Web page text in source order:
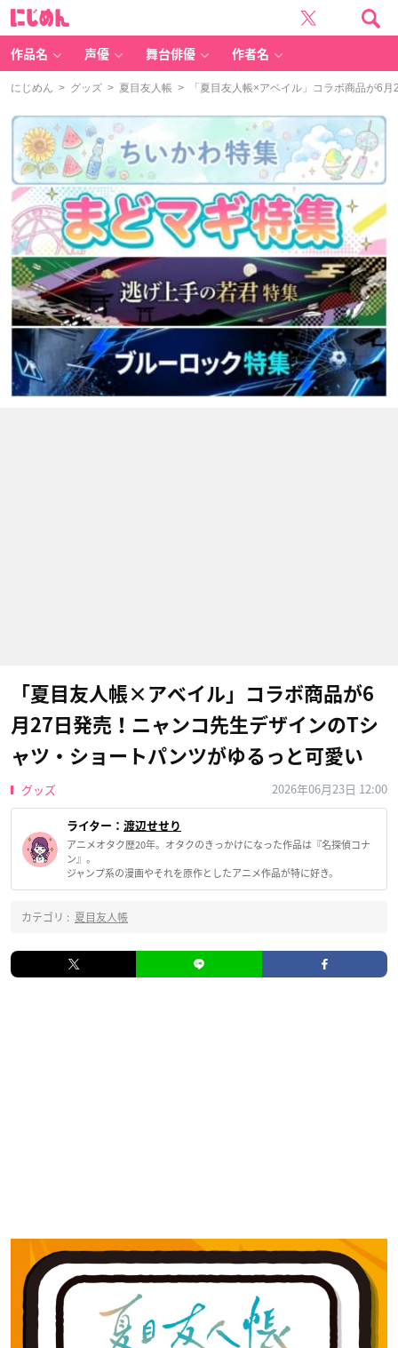
作品名 声優 舞台俳優 作者名
にじめん > グッズ > 夏目友人帳 > 「夏目友人帳×アベイル」コラボ商品が6
「夏目友人帳×アベイル」コラボ商品が6
月27日発売！ニャンコ先生デザインのTシ
ャツ・ショートパンツがゆるっと可愛い
グッズ 2026年06月23日 12:00
ライター： 渡辺せせり
アニメオタク歴20年。オタクのきっかけになった作品は『名探偵コナ
ン』。
ジャンプ系の漫画やそれを原作としたアニメ作品が特に好き。
カテゴリ : 夏目友人帳